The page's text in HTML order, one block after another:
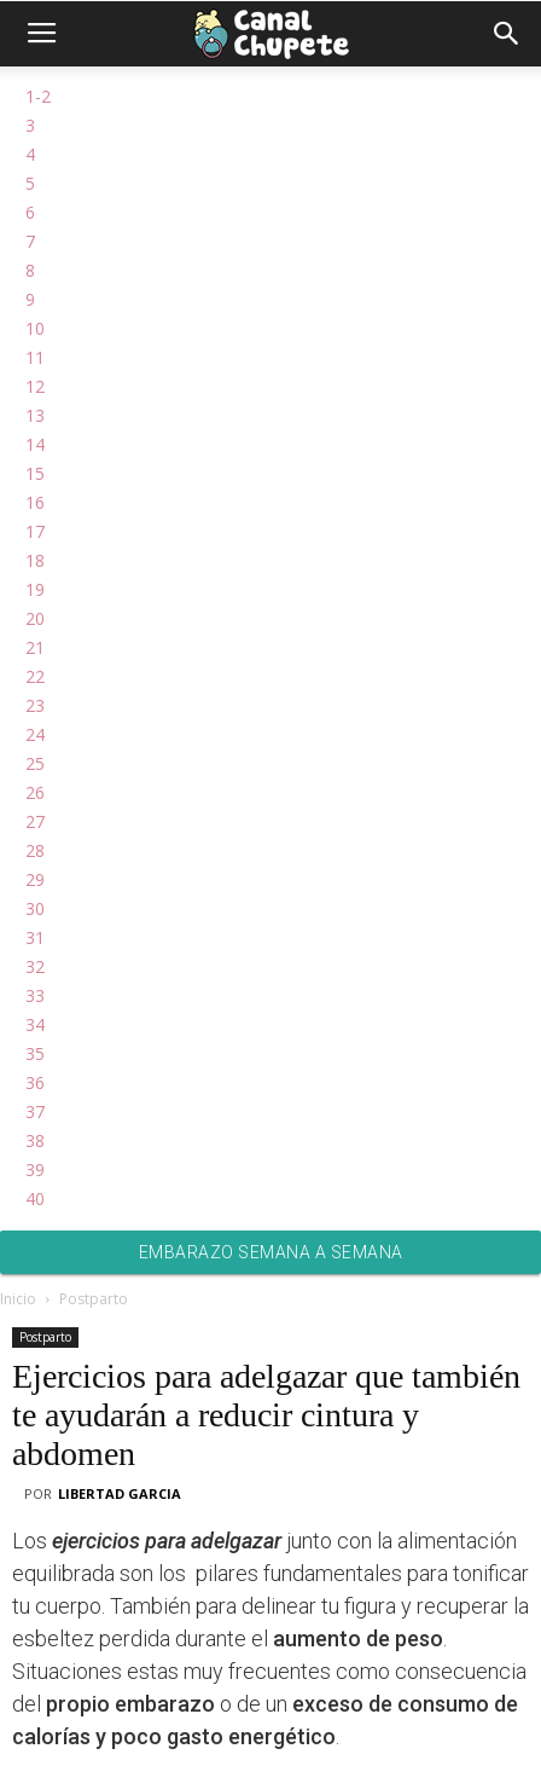
1-2
3
4
5
6
7
8
9
10
11
12
13
14
15
16
17
18
19
20
21
22
23
24
25
26
27
28
29
30
31
32
33
34
35
36
37
38
39
40
EMBARAZO SEMANA A SEMANA
Inicio Postparto
Postparto
Ejercicios para adelgazar que también
te ayudarán a reducir cintura y
abdomen
POR LIBERTAD GARCIA
Los ejercicios para adelgazarjunto con la alimentación
equilibrada son los pilares fundamentales para tonificar
tu cuerpo. También para delinear tu figura y recuperar la
esbeltez perdida durante el aumento de peso
Situaciones estas muy frecuentes como consecuencia
del propio embarazo o de un exceso de consumo de
calorías y poco gasto energético